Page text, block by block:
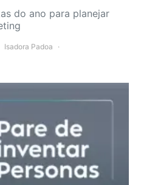
do ano para planejar
Isadora Padoa